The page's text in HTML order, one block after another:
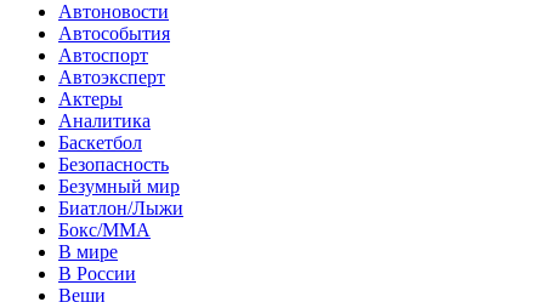
Автоновости
Автособытия
Автоспорт
Автоэксперт
Актеры
Аналитика
Баскетбол
Безопасность
Безумный мир
Биатлон/Лыжи
Бокс/MMA
В мире
В России
Вещи